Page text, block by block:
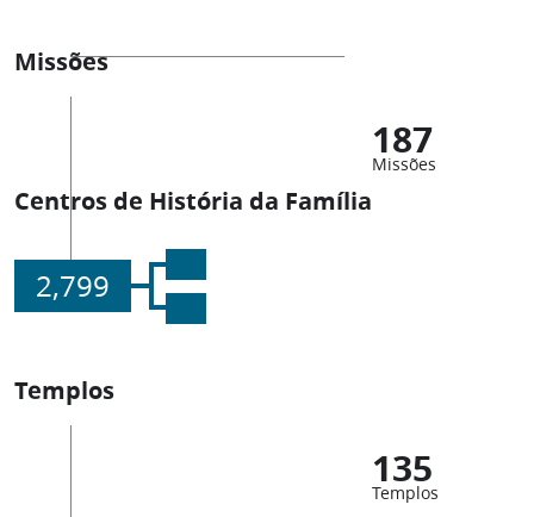
Missões
187
Missões
Centros de História da Família
2,799
Templos
135
Templos